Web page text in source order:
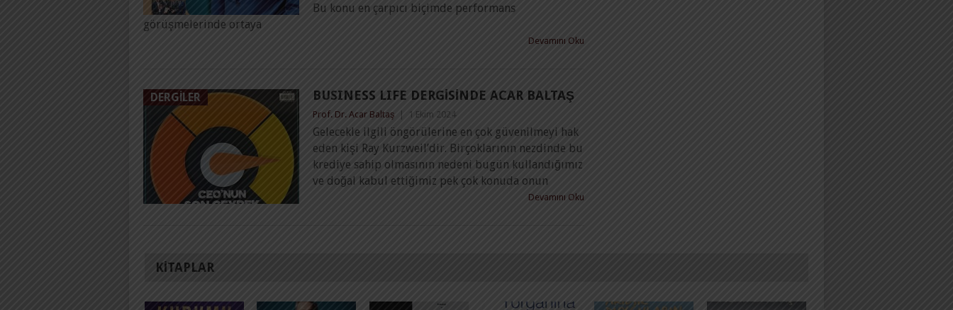
Bu konu en çarpıcı biçimde performans
görüşmelerinde ortaya
Devamını Oku
DERGILER BUSINESS LIFE DERGİSİNDE ACAR BALTAŞ
Prof. Dr. Acar Baltaş 1 Ekim 2024
Gelecekle ilgili öngörülerine en çok güvenilmeyi hak
eden kişi Ray Kurzweil’dir. Birçoklarının nezdinde bu
krediye sahip olmasının nedeni bugün kullandığımız
ve doğal kabul ettiğimiz pek çok konuda onun
Devamını Oku
KITAPLAR